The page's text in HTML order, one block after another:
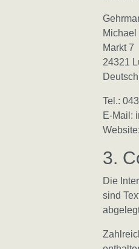
Michael
Markt 7
24321
Tel.:
E-Mail:
3.
Die
sind